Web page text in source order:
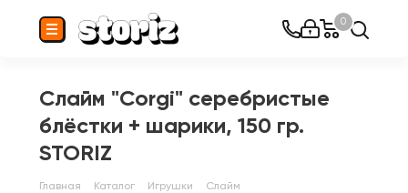
0
Слайм "Corgi" серебристые
блёстки + шарики, 150 гр.
STORIZ
Главная Каталог Игрушки Слайм